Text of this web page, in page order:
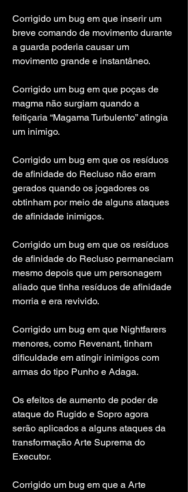
Corrigido um bug em que inserir um
breve comando de movimento durante
a guarda poderia causar um
movimento grande e instantâneo.
Corrigido um bug em que poças de
magma não surgiam quando a
feitiçaria “Magama Turbulento” atingia
um inimigo.
Corrigido um bug em que os resíduos
de afinidade do Recluso não eram
gerados quando os jogadores os
obtinham por meio de alguns ataques
de afinidade inimigos.
Corrigido um bug em que os resíduos
de afinidade do Recluso permaneciam
mesmo depois que um personagem
aliado que tinha resíduos de afinidade
morria e era revivido.
Corrigido um bug em que Nightfarers
menores, como Revenant, tinham
dificuldade em atingir inimigos com
armas do tipo Punho e Adaga.
Os efeitos de aumento de poder de
ataque do Rugido e Sopro agora
serão aplicados a alguns ataques da
transformação Arte Suprema do
Executor.
Corrigido um bug em que a Arte